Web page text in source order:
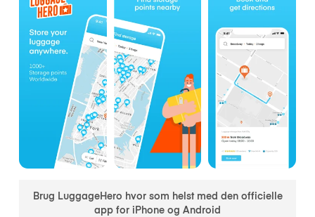
Brug LuggageHero hvor som helst med den officielle
app for iPhone og Android